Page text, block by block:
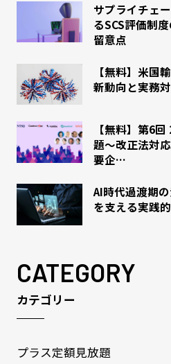
サプライチェ
るSCS評価制
留意点
【無料】米国
新動向と実務
【無料】第6
題～改正法対
要企…
AI時代過渡期
を支える実践
CATEGORY
カテゴリー
プラス定額見放題